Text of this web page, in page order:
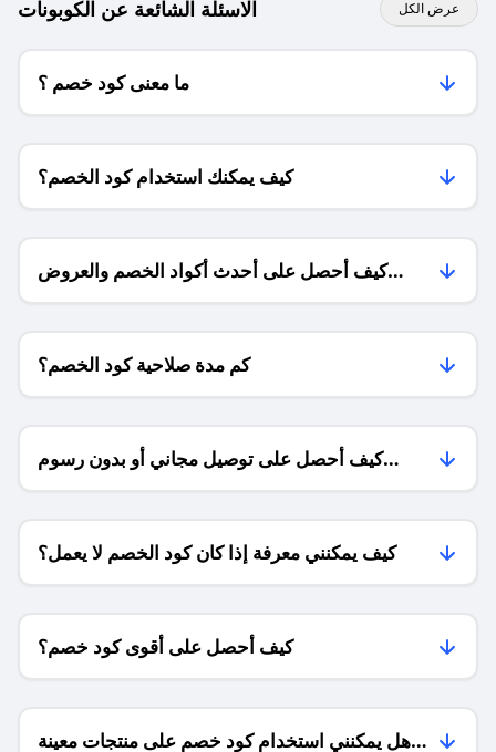
الاسئلة الشائعة عن الكوبونات عرض الكل
ما معنى كود خصم ؟
كيف يمكنك استخدام كود الخصم؟
كيف أحصل على أحدث أكواد الخصم والعروض
للمتاجر؟
كم مدة صلاحية كود الخصم؟
كيف أحصل على توصيل مجاني أو بدون رسوم
الشحن ؟
كيف يمكنني معرفة إذا كان كود الخصم لا يعمل؟
كيف أحصل على أقوى كود خصم؟
هل يمكنني استخدام كود خصم على منتجات معينة